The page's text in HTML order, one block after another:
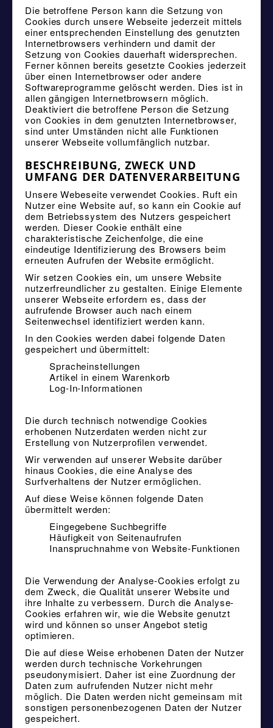
Die betroffene Person kann die Setzung von
Cookies durch unsere Webseite jederzeit mittels
einer entsprechenden Einstellung des genutzten
Internetbrowsers verhindern und damit der
Setzung von Cookies dauerhaft widersprechen.
Ferner können bereits gesetzte Cookies jederzeit
über einen Internetbrowser oder andere
Softwareprogramme gelöscht werden. Dies ist in
allen gängigen Internetbrowsern möglich.
Deaktiviert die betroffene Person die Setzung
von Cookies in dem genutzten Internetbrowser,
sind unter Umständen nicht alle Funktionen
unserer Webseite vollumfänglich nutzbar.
BESCHREIBUNG, ZWECK UND
UMFANG DER DATENVERARBEITUNG
Unsere Webeseite verwendet Cookies. Ruft ein
Nutzer eine Website auf, so kann ein Cookie auf
dem Betriebssystem des Nutzers gespeichert
werden. Dieser Cookie enthält eine
charakteristische Zeichenfolge, die eine
eindeutige Identifizierung des Browsers beim
erneuten Aufrufen der Website ermöglicht.
Wir setzen Cookies ein, um unsere Website
nutzerfreundlicher zu gestalten. Einige Elemente
unserer Webseite erfordern es, dass der
aufrufende Browser auch nach einem
Seitenwechsel identifiziert werden kann.
In den Cookies werden dabei folgende Daten
gespeichert und übermittelt:
Spracheinstellungen
Artikel in einem Warenkorb
Log-In-Informationen
Die durch technisch notwendige Cookies
erhobenen Nutzerdaten werden nicht zur
Erstellung von Nutzerprofilen verwendet.
Wir verwenden auf unserer Website darüber
hinaus Cookies, die eine Analyse des
Surfverhaltens der Nutzer ermöglichen.
Auf diese Weise können folgende Daten
übermittelt werden:
Eingegebene Suchbegriffe
Häufigkeit von Seitenaufrufen
Inanspruchnahme von Website-Funktionen
Die Verwendung der Analyse-Cookies erfolgt zu
dem Zweck, die Qualität unserer Website und
ihre Inhalte zu verbessern. Durch die Analyse-
Cookies erfahren wir, wie die Website genutzt
wird und können so unser Angebot stetig
optimieren.
Die auf diese Weise erhobenen Daten der Nutzer
werden durch technische Vorkehrungen
pseudonymisiert. Daher ist eine Zuordnung der
Daten zum aufrufenden Nutzer nicht mehr
möglich. Die Daten werden nicht gemeinsam mit
sonstigen personenbezogenen Daten der Nutzer
gespeichert.